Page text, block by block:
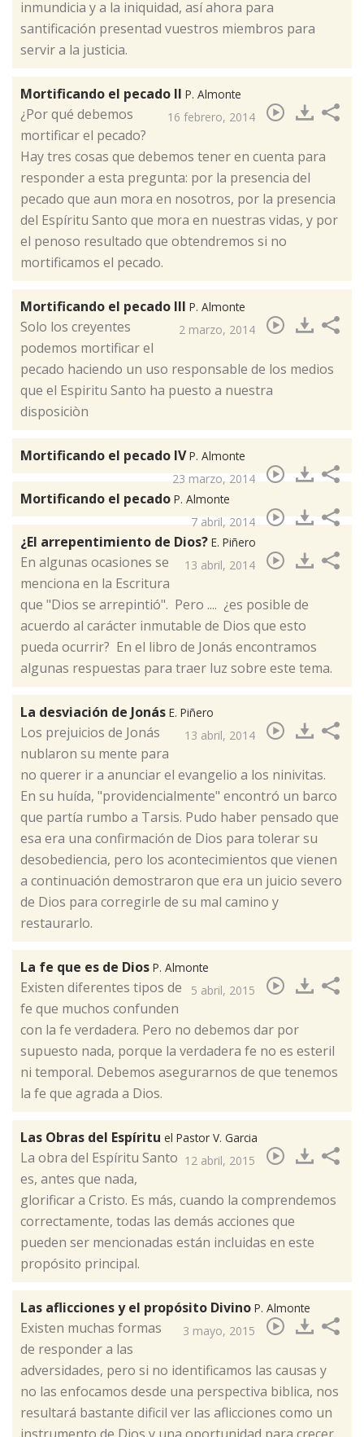
inmundicia y a la iniquidad, así ahora para
santificación presentad vuestros miembros para
servir a la justicia.
Mortificando el pecado II P. Almonte
16 febrero, 2014
¿Por qué debemos
mortificar el pecado?
Hay tres cosas que debemos tener en cuenta para
responder a esta pregunta: por la presencia del
pecado que aun mora en nosotros, por la presencia
del Espíritu Santo que mora en nuestras vidas, y por
el penoso resultado que obtendremos si no
mortificamos el pecado.
Mortificando el pecado III P. Almonte
2 marzo, 2014
​Solo los creyentes
podemos mortificar el
pecado haciendo un uso responsable de los medios
que el Espiritu Santo ha puesto a nuestra
disposiciòn
Mortificando el pecado IVP. Almonte
23 marzo, 2014
Mortificando el pecado P. Almonte
7 abril, 2014
¿El arrepentimiento de Dios? E. Piñero
13 abril, 2014
​En algunas ocasiones se
menciona en la Escritura
que "Dios se arrepintió". Pero .... ¿es posible de
acuerdo al carácter inmutable de Dios que esto
pueda ocurrir? En el libro de Jonás encontramos
algunas respuestas para traer luz sobre este tema.
La desviación de Jonás E. Piñero
13 abril, 2014
Los prejuicios de Jonás
nublaron su mente para
no querer ir a anunciar el evangelio a los ninivitas.
En su huída, "providencialmente" encontró un barco
que partía rumbo a Tarsis. Pudo haber pensado que
esa era una confirmación de Dios para tolerar su
desobediencia, pero los acontecimientos que vienen
a continuación demostraron que era un juicio severo
de Dios para corregirle de su mal camino y
restaurarlo.
La fe que es de Dios P. Almonte
5 abril, 2015
​Existen diferentes tipos de
fe que muchos confunden
con la fe verdadera. Pero no debemos dar por
supuesto nada, porque la verdadera fe no es esteril
ni temporal. Debemos asegurarnos de que tenemos
la fe que agrada a Dios.
Las Obras del Espíritu el Pastor V. Garcia
12 abril, 2015
​La obra del Espíritu Santo
es, antes que nada,
glorificar a Cristo. Es más, cuando la comprendemos
correctamente, todas las demás acciones que
pueden ser mencionadas están incluidas en este
propósito principal.
Las aflicciones y el propósito Divino P. Almonte
3 mayo, 2015
​Existen muchas formas
de responder a las
adversidades, pero si no identificamos las causas y
no las enfocamos desde una perspectiva biblica, nos
resultará bastante dificil ver las aflicciones como un